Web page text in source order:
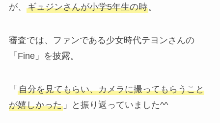
が、 ギュジンさんが小学5年生の時。
審査では、ファンである少女時代テヨンさんの
「Fine」を披露。
「 自分を見てもらい、カメラに撮ってもらうこと
が嬉しかった」と振り返っていました^^